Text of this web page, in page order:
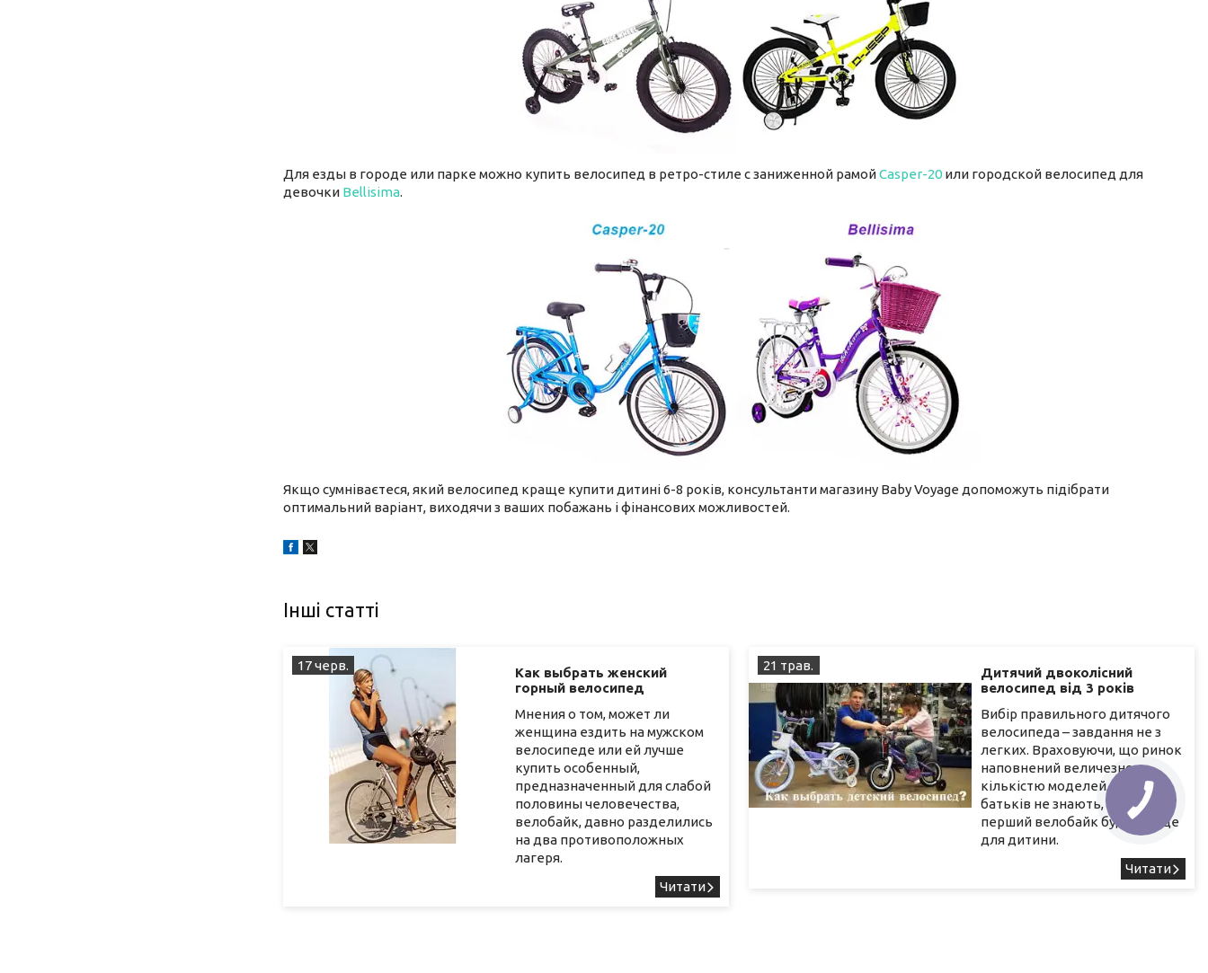
Для езды в городе или парке можно купить велосипед в ретро-стиле с заниженной рамойCasper-20 или городской велосипед для
девочки Bellisima.
Якщо сумніваєтеся, який велосипед краще купити дитині 6-8 років, консультанти магазину Baby Voyage допоможуть підібрати
оптимальний варіант, виходячи з ваших побажань і фінансових можливостей.
Інші статті
17 черв.
Как выбрать женский
горный велосипед
Мнения о том, может ли
женщина ездить на мужском
велосипеде или ей лучше
купить особенный,
предназначенный для слабой
половины человечества,
велобайк, давно разделились
на два противоположных
лагеря.
21 трав.
Дитячий двоколісний
велосипед від 3 років
Вибір правильного дитячого
велосипеда – завдання не з
легких. Враховуючи, що ринок
наповнений величезною
кількістю моделей, багато
батьків не знають, який
перший велобайк буде краще
для дитини.